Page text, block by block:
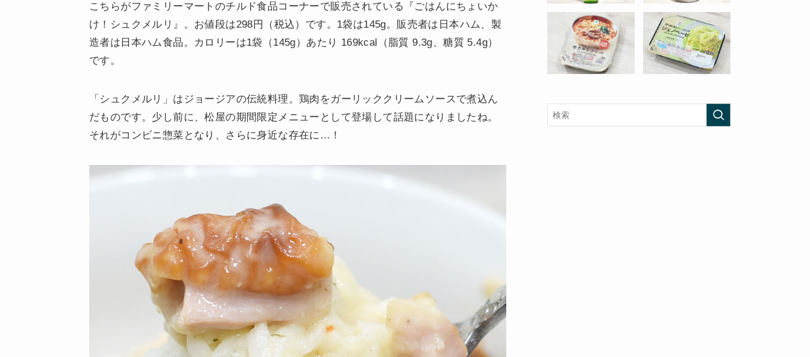
こちらがファミリーマートのチルド食品コーナーで販売されている『ごはんにちょいか
け！シュクメルリ』。お値段は298円（税込）です。1袋は145g。販売者は日本ハム、製
造者は日本ハム食品。カロリーは1袋（145g）あたり 169kcal（脂質 9.3g、糖質 5.4g）
です。
「シュクメルリ」はジョージアの伝統料理。鶏肉をガーリッククリームソースで煮込ん
だものです。少し前に、松屋の期間限定メニューとして登場して話題になりましたね。
それがコンビニ惣菜となり、さらに身近な存在に…！